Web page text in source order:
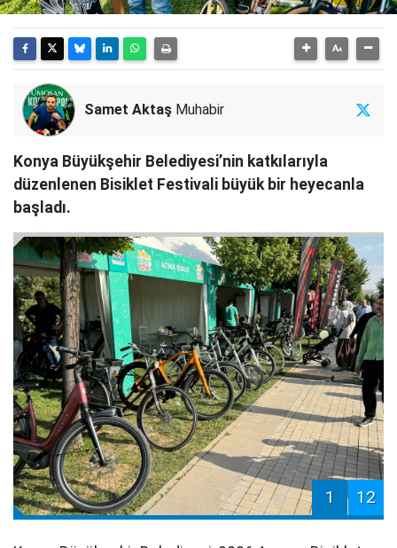
Samet Aktaş Muhabir
Konya Büyükşehir Belediyesi’nin katkılarıyla
düzenlenen Bisiklet Festivali büyük bir heyecanla
başladı.
1 12